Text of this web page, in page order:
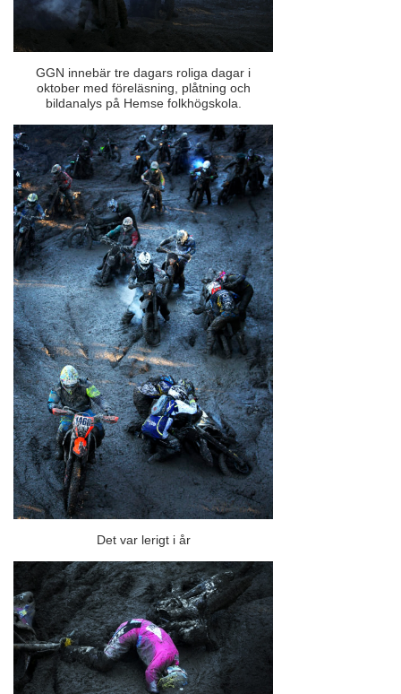
GGN innebär tre dagars roliga dagar i
oktober med föreläsning, plåtning och
bildanalys på Hemse folkhögskola.
Det var lerigt i år